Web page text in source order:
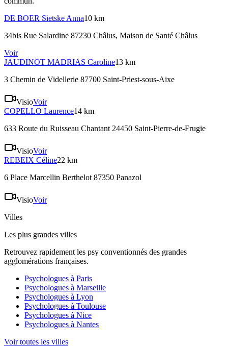
DE BOER Sietske Anna10 km
34bis Rue Salardine 87230 Châlus, Maison de Santé Châlus
Voir
JAUDINOT MADRIAS Caroline13 km
3 Chemin de Videllerie 87700 Saint-Priest-sous-Aixe
VisioVoir
COPELLO Laurence14 km
633 Route du Ruisseau Chantant 24450 Saint-Pierre-de-Frugie
VisioVoir
REBEIX Céline22 km
6 Place Marcellin Berthelot 87350 Panazol
VisioVoir
Villes
Les plus grandes villes
Retrouvez rapidement les psy conventionnés des grandes
agglomérations françaises.
Psychologues à Paris
Psychologues à Marseille
Psychologues à Lyon
Psychologues à Toulouse
Psychologues à Nice
Psychologues à Nantes
Voir toutes les villes